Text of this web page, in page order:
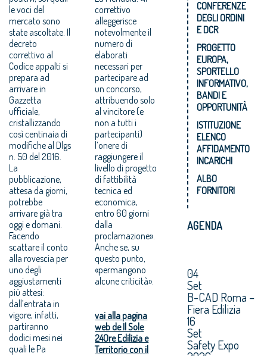
le voci del
mercato sono
state ascoltate. Il
decreto
correttivo al
Codice appalti si
prepara ad
arrivare in
Gazzetta
ufficiale,
cristallizzando
così centinaia di
modifiche al Dlgs
n. 50 del 2016.
La
pubblicazione,
attesa da giorni,
potrebbe
arrivare già tra
oggi e domani.
Facendo
scattare il conto
alla rovescia per
uno degli
aggiustamenti
più attesi:
dall’entrata in
vigore, infatti,
partiranno
dodici mesi nei
quali le Pa
correttivo
alleggerisce
notevolmente il
numero di
elaborati
necessari per
partecipare ad
un concorso,
attribuendo solo
al vincitore (e
non a tutti i
partecipanti)
l’onere di
raggiungere il
livello di progetto
di fattibilità
tecnica ed
economica,
entro 60 giorni
dalla
proclamazione».
Anche se, su
questo punto,
«permangono
alcune criticità».
vai alla pagina
web de Il Sole
24Ore Edilizia e
Territorio con il
CONFERENZE
DEGLI ORDINI
E DCR
PROGETTO
EUROPA,
SPORTELLO
INFORMATIVO,
BANDI E
OPPORTUNITÀ
ISTITUZIONE
ELENCO
AFFIDAMENTO
INCARICHI
ALBO
FORNITORI
AGENDA
04
Set
B-CAD Roma –
Fiera Edilizia
16
Set
Safety Expo